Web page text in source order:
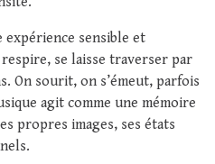
sensible et
se laisse traverser par
On sourit, on s’émeut, parfois
agit comme une mémoire
propres images, ses états